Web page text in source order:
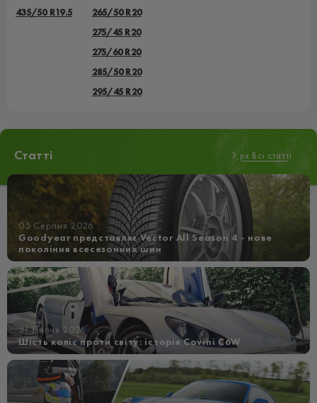
435/50 R19.5
265/50 R20
275/45 R20
275/60 R20
285/50 R20
295/45 R20
Статті px Всі статті
05 Серпня 2026
Goodyear представляє Vector All Season 4 - нове
покоління всесезонних шин
31 Липня 2026
Шість коліс проти світу: історія Covini C6W